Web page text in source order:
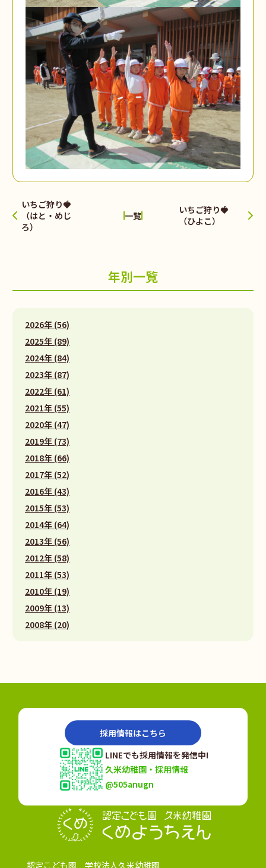
いちご狩り🍓
（はと・めじ
ろ）
一覧
いちご狩り🍓
（ひよこ）
年別一覧
2026年 (56)
2025年 (89)
2024年 (84)
2023年 (87)
2022年 (61)
2021年 (55)
2020年 (47)
2019年 (73)
2018年 (66)
2017年 (52)
2016年 (43)
2015年 (53)
2014年 (64)
2013年 (56)
2012年 (58)
2011年 (53)
2010年 (19)
2009年 (13)
2008年 (20)
認定こども園 学校法人久米幼稚園
採用情報はこちら
LINEでも採用情報を発信中!
久米幼稚園・採用情報
@505anugn